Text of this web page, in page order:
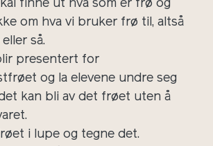
finne ut hva som er frø og
om hva vi bruker frø til, altså
så.
presentert for
og la elevene undre seg
kan bli av det frøet uten å
i lupe og tegne det.